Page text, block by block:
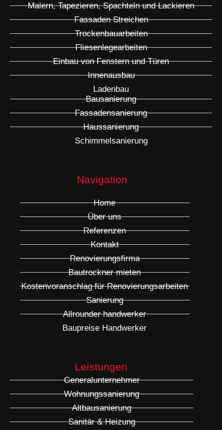
Malern, Tapezieren, Spachteln und Lackieren
Fassaden Streichen
Trockenbauarbeiten
Fliesenlegearbeiten
Einbau von Fenstern und Türen
Innenausbau
Ladenbau
Bausanierung
Fassadensanierung
Haussanierung
Schimmelsanierung
Navigation
Home
Über uns
Referenzen
Kontakt
Renovierungsfirma
Bautrockner mieten
Kostenvoranschlag für Renovierungsarbeiten
Sanierung
Allrounder handwerker
Baupreise Handwerker
Leistungen
Generalunternehmer
Wohnungssanierung
Altbausanierung
Sanitär & Heizung